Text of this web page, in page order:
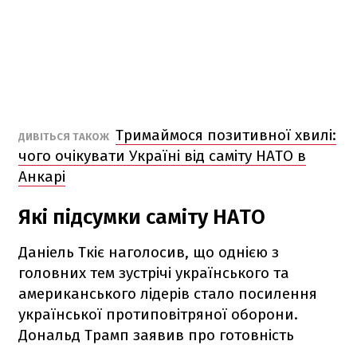
ДИВІТЬСЯ ТАКОЖ Тримаймося позитивної хвилі:
чого очікувати Україні від саміту НАТО в
Анкарі
Які підсумки саміту НАТО
Даніель Ткіє наголосив, що однією з
головних тем зустрічі українського та
американського лідерів стало посилення
української протиповітряної оборони.
Дональд Трамп заявив про готовність